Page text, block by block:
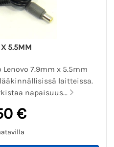
X 5.5MM
Lenovo 7.9mm x 5.5mm
laitteissa.
napaisuus...
€